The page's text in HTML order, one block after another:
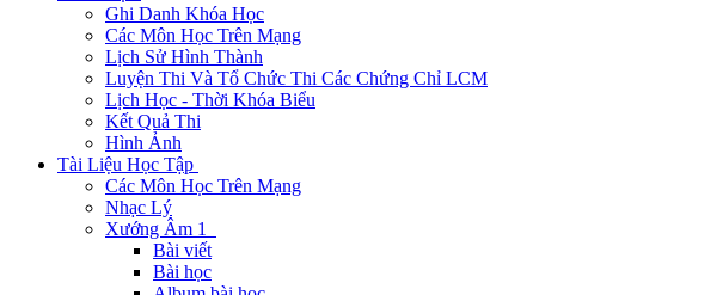
Ghi Danh Khóa Học
Các Môn Học Trên Mạng
Lịch Sử Hình Thành
Luyện Thi Và Tổ Chức Thi Các Chứng Chỉ LCM
Lịch Học - Thời Khóa Biểu
Kết Quả Thi
Hình Ảnh
Tài Liệu Học Tập
Các Môn Học Trên Mạng
Nhạc Lý
Xướng Âm 1
Bài viết
Bài học